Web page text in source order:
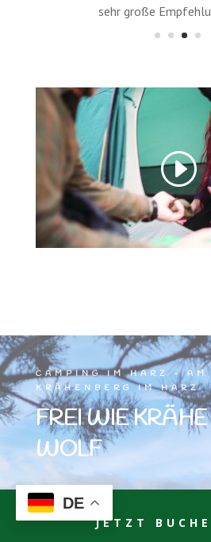
sehr große
CAMPING IM HARZ - AM
KRÄHENBERG IM HARZ
FREI WIE KRÄHE
WOLF
JETZT
DE